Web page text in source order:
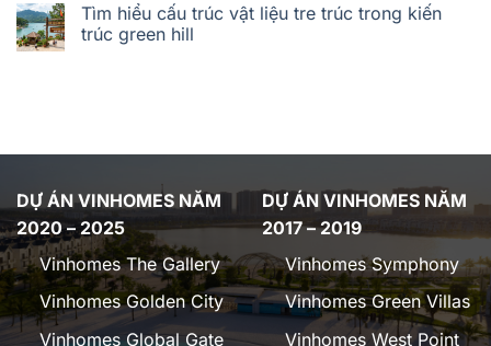
Tìm hiểu cấu trúc vật liệu tre trúc trong kiến
trúc green hill
DỰ ÁN VINHOMES NĂM
2020 – 2025
Vinhomes The Gallery
Vinhomes Golden City
Vinhomes Global Gate
DỰ ÁN VINHOMES NĂM
2017 – 2019
Vinhomes Symphony
Vinhomes Green Villas
Vinhomes West Point